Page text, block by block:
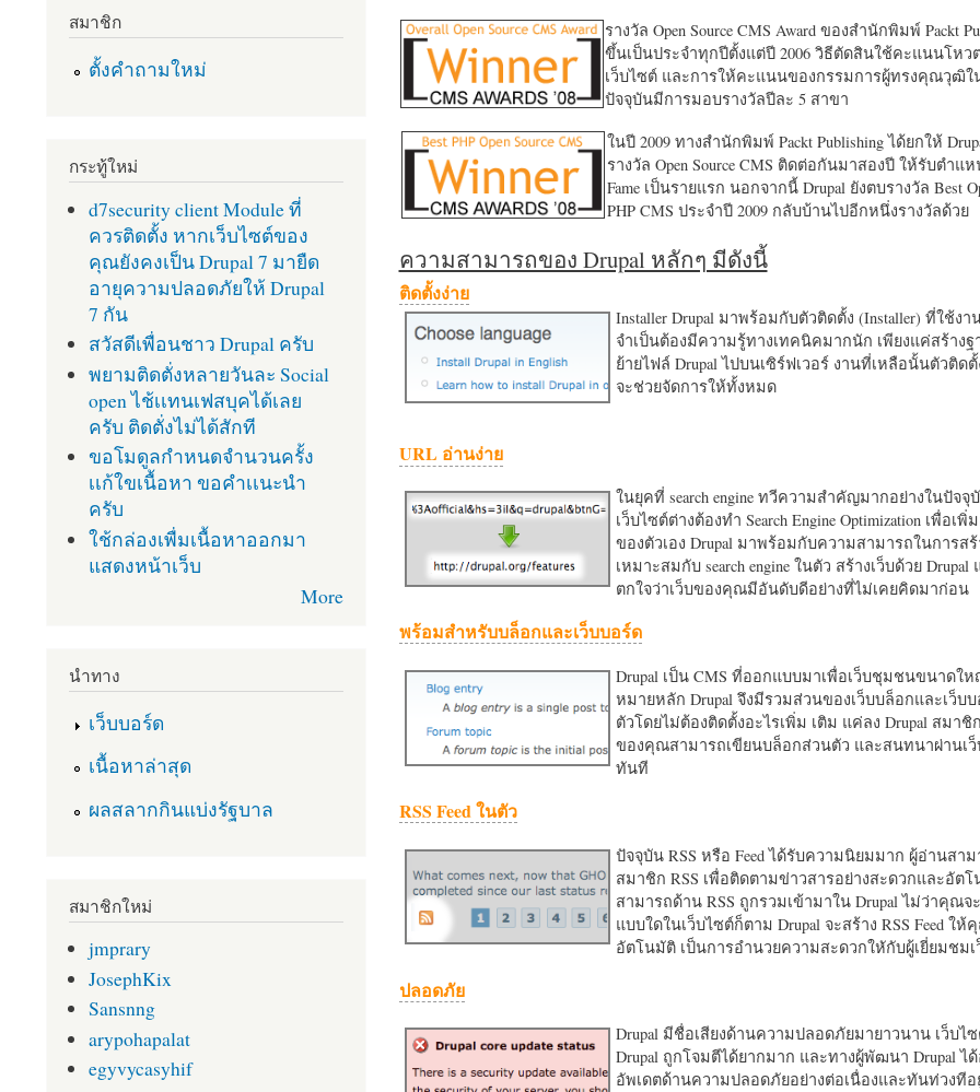
รางวัล Open Source CMS Award ของสำนักพิมพ์ Packt
ขึ้นเป็นประจำทุกปีตั้งแต่ปี 2006 วิธีตัดสินใช้คะแนนโหว
เว็บไซต์ และการให้คะแนนของกรรมการผู้ทรงคุณวุฒิใ
ปัจจุบันมีการมอบรางวัลปีละ 5 สาขา
ในปี 2009 ทางสำนักพิมพ์ Packt Publishing ได้ยกให้
รางวัล Open Source CMS ติดต่อกันมาสองปี ให้รับตำแ
Fame เป็นรายแรก นอกจากนี้ Drupal ยังตบรางวัล Best
PHP CMS ประจำปี 2009 กลับบ้านไปอีกหนึ่งรางวัลด้วย
ความสามารถของ Drupal หลักๆ มีดังนี้
ติดตั้งง่าย
Installer Drupal มาพร้อมกับตัวติดตั้ง (Installer) ที่ใช้งา
จำเป็นต้องมีความรู้ทางเทคนิคมากนัก เพียงแค่สร้าง
ย้ายไฟล์ Drupal ไปบนเซิร์ฟเวอร์ งานที่เหลือนั้นตัวติดตั้
จะช่วยจัดการให้ทั้งหมด
URL อ่านง่าย
ในยุคที่ search engine ทวีความสำคัญมากอย่างในปัจจุ
เว็บไซต์ต่างต้องทำ Search Engine Optimization เพื่อเ
ของตัวเอง Drupal มาพร้อมกับความสามารถในการสร้
เหมาะสมกับ search engine ในตัว สร้างเว็บด้วย
ตกใจว่าเว็บของคุณมีอันดับดีอย่างที่ไม่เคยคิดมาก่อน
พร้อมสำหรับบล็อกและเว็บบอร์ด
Drupal เป็น CMS ที่ออกแบบมาเพื่อเว็บชุมชนขนาดให
หมายหลัก Drupal จึงมีรวมส่วนของเว็บบล็อกและเว็บ
ตัวโดยไม่ต้องติดตั้งอะไรเพิ่ม เติม แค่ลง Drupal สมาชิ
ของคุณสามารถเขียนบล็อกส่วนตัว และสนทนาผ่านเว็
ทันที
RSS Feed ในตัว
ปัจจุบัน RSS หรือ Feed ได้รับความนิยมมาก ผู้อ่านสา
สมาชิก RSS เพื่อติดตามข่าวสารอย่างสะดวกและอัต
สามารถด้าน RSS ถูกรวมเข้ามาใน Drupal ไม่ว่าคุณจ
แบบใดในเว็บไซต์ก็ตาม Drupal จะสร้าง RSS Feed ให้
อัตโนมัติ เป็นการอำนวยความสะดวกใหักับผู้เยี่ยมชม
ปลอดภัย
Drupal มีชื่อเสียงด้านความปลอดภัยมายาวนาน เว็บไ
Drupal ถูกโจมตีได้ยากมาก และทางผู้พัฒนา Drupal ไ
อัพเดตด้านความปลอดภัยอย่างต่อเนื่องและทันท่วงทีอ
สมาชิก
ตั้งคำถามใหม่
กระทู้ใหม่
d7security client Module ที่
ควรติดตั้ง หากเว็บไซต์ของ
คุณยังคงเป็น Drupal 7 มายืด
อายุความปลอดภัยให้ Drupal
7 กัน
สวัสดีเพื่อนชาว Drupal ครับ
พยามติดตั่งหลายวันละ Social
open ไช้เเทนเฟสบุคได้เลย
ครับ ติดตั่งไม่ได้สักที
ขอโมดูลกำหนดจำนวนครั้ง
เเก้ใขเนื้อหา ขอคำเเนะนำ
ครับ
ใช้กล่องเพื่มเนื้อหาออกมา
แสดงหน้าเว็บ
More
นำทาง
เว็บบอร์ด
เนื้อหาล่าสุด
ผลสลากกินแบ่งรัฐบาล
สมาชิกใหม่
jmprary
JosephKix
Sansnng
arypohapalat
egyvycasyhif